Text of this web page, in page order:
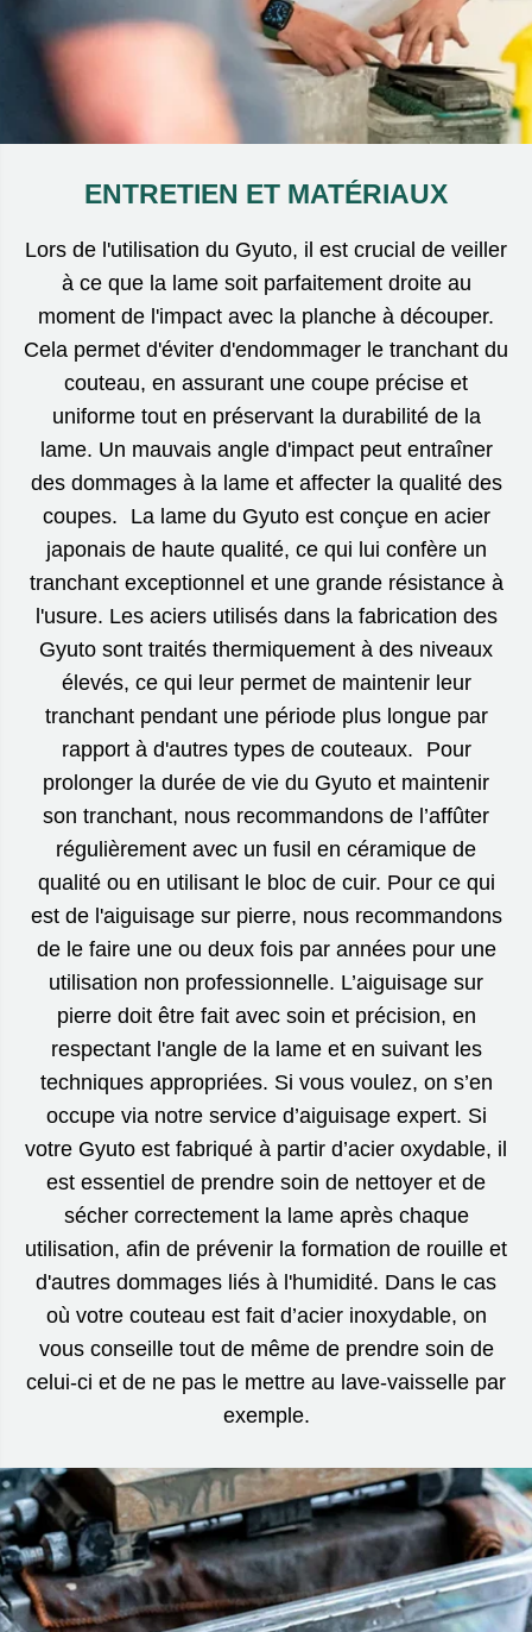
ENTRETIEN ET MATÉRIAUX
Lors de l'utilisation du Gyuto, il est crucial de veiller
à ce que la lame soit parfaitement droite au
moment de l'impact avec la planche à découper.
Cela permet d'éviter d'endommager le tranchant du
couteau, en assurant une coupe précise et
uniforme tout en préservant la durabilité de la
lame. Un mauvais angle d'impact peut entraîner
des dommages à la lame et affecter la qualité des
coupes. La lame du Gyuto est conçue en acier
japonais de haute qualité, ce qui lui confère un
tranchant exceptionnel et une grande résistance à
l'usure. Les aciers utilisés dans la fabrication des
Gyuto sont traités thermiquement à des niveaux
élevés, ce qui leur permet de maintenir leur
tranchant pendant une période plus longue par
rapport à d'autres types de couteaux. Pour
prolonger la durée de vie du Gyuto et maintenir
son tranchant, nous recommandons de l’affûter
régulièrement avec un fusil en céramique de
qualité ou en utilisant le bloc de cuir. Pour ce qui
est de l'aiguisage sur pierre, nous recommandons
de le faire une ou deux fois par années pour une
utilisation non professionnelle. L’aiguisage sur
pierre doit être fait avec soin et précision, en
respectant l'angle de la lame et en suivant les
techniques appropriées. Si vous voulez, on s’en
occupe via notre service d’aiguisage expert. Si
votre Gyuto est fabriqué à partir d’acier oxydable, il
est essentiel de prendre soin de nettoyer et de
sécher correctement la lame après chaque
utilisation, afin de prévenir la formation de rouille et
d'autres dommages liés à l'humidité. Dans le cas
où votre couteau est fait d’acier inoxydable, on
vous conseille tout de même de prendre soin de
celui-ci et de ne pas le mettre au lave-vaisselle par
exemple.